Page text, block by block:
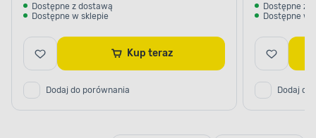
Dostępne z dostawą
Dostępne w sklepie
Kup teraz
Dodaj do porównania
Dostępne z
Dostępne w
Dodaj do